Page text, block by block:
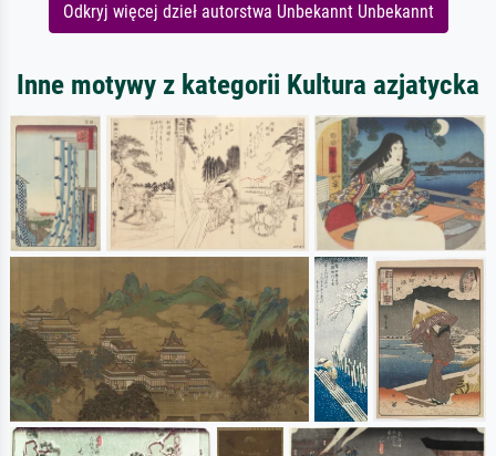
Odkryj więcej dzieł autorstwa Unbekannt Unbekannt
Inne motywy z kategorii Kultura azjatycka